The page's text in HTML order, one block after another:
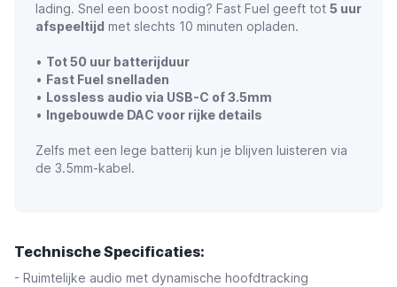
lading. Snel een boost nodig? Fast Fuel geeft tot 5 uur
afspeeltijd met slechts 10 minuten opladen.
• Tot 50 uur batterijduur
• Fast Fuel snelladen
• Lossless audio via USB-C of 3.5mm
• Ingebouwde DAC voor rijke details
Zelfs met een lege batterij kun je blijven luisteren via
de 3.5mm-kabel.
Technische Specificaties:
- Ruimtelijke audio met dynamische hoofdtracking